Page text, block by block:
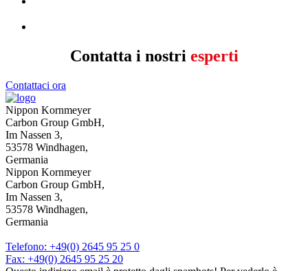
Contatta i nostri esperti
Contattaci ora
nome*
Inserisci il tuo nome.
Perseguire
Inserisci il tuo nome.
telefono
Inserisci un numero di telefono valido (solo numeri).
telefono*
Inserisci un numero di telefono valido (solo numeri).
e-mail*
Nippon Kornmeyer
Carbon Group GmbH,
Im Nassen 3,
53578 Windhagen,
Germania
Nippon Kornmeyer
Carbon Group GmbH,
Im Nassen 3,
53578 Windhagen,
Germania
Telefono: +49(0) 2645 95 25 0
Fax: +49(0) 2645 95 25 20